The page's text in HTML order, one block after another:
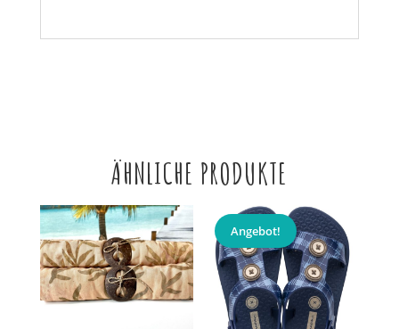
ÄHNLICHE PRODUKTE
Angebot!